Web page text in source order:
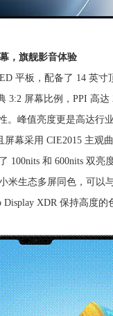
，旗舰影音体验
平板，配备了 14 英寸
3:2 屏幕比例，PPI 高
。峰值亮度更是高达行
幕采用 CIE2015 主观
100nits 和 600nits 双亮
米生态多屏同色，可以
Display XDR 保持高度